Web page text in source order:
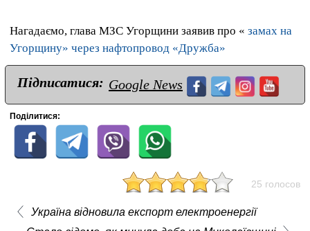
Нагадаємо, глава МЗС Угорщини заявив про « замах на
Угорщину» через нафтопровод «Дружба»
Підписатися: Google News
Поділитися:
25 голосов
Україна відновила експорт електроенергії